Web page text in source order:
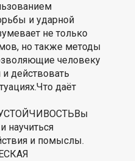
и ударной
не только
но также методы
человеку
действовать
даёт
научиться
и помыслы.